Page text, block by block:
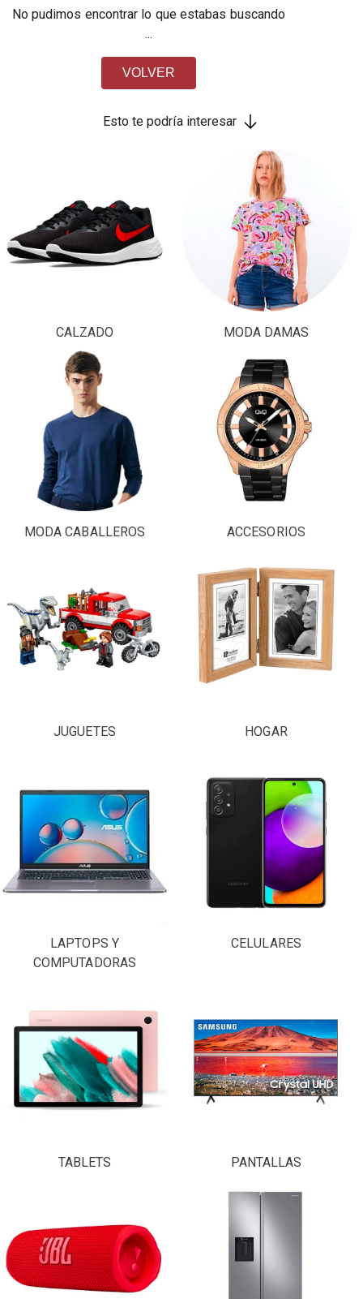
No pudimos encontrar lo que estabas buscando
...
VOLVER
Esto te podría interesar
CALZADO MODA DAMAS
MODA CABALLEROS ACCESORIOS
JUGUETES HOGAR
LAPTOPS Y
COMPUTADORAS
CELULARES
TABLETS PANTALLAS